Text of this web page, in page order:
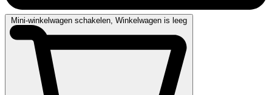
Mini-winkelwagen schakelen, Winkelwagen is leeg